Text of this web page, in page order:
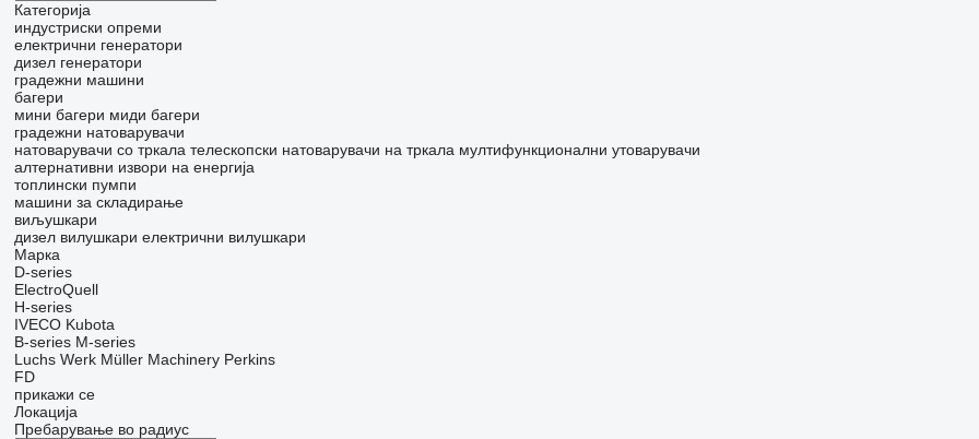
Категорија
индустриски опреми
електрични генератори
дизел генератори
градежни машини
багери
мини багери миди багери
градежни натоварувачи
натоварувачи со тркала телескопски натоварувачи на тркала мултифункционални утоварувачи
алтернативни извори на енергија
топлински пумпи
машини за складирање
виљушкари
дизел вилушкари електрични вилушкари
Марка
D-series
ElectroQuell
H-series
IVECO Kubota
B-series M-series
Luchs Werk Müller Machinery Perkins
FD
прикажи се
Локација
Пребарување во радиус